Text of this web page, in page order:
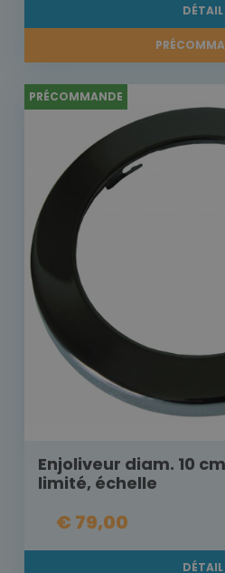
DÉTAIL
PRÉCOMMANDE
Enjoliveur diam. 10
limité, échelle
€ 79,00
DÉTAIL